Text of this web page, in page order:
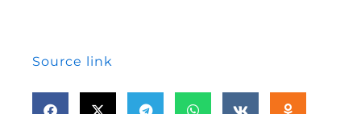
Source link